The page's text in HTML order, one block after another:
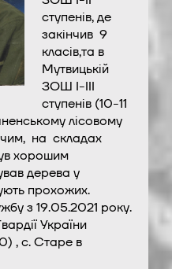
ступенів, де
закінчив 9
класів,та в
Мутвицькій
ЗОШ І-ІІІ
ступенів (10-11
лісовому
на складах
хорошим
дерева у
прохожих.
з 19.05.2021 року.
України
, с. Старе в